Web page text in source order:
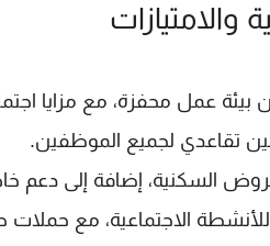
والامتيازات
بيئة عمل محفزة، مع مزايا
تقاعدي لجميع الموظفين.
السكنية، إضافة إلى دعم
الاجتماعية، مع حملات